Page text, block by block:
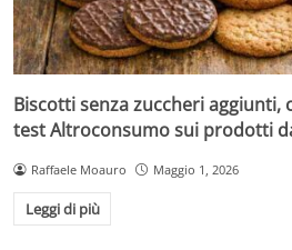
Biscotti senza zuccheri aggiunti,
test Altroconsumo sui prodotti
Raffaele Moauro Maggio 1, 2026
Leggi di più